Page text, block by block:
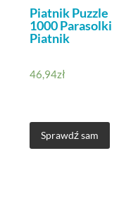
Piatnik Puzzle
1000 Parasolki
Piatnik
46,94zł
Sprawdź sam